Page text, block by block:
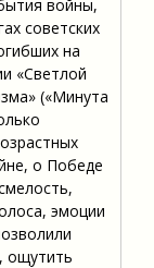
войны,
советских
на
«Светлой
(«Минута
о Победе
эмоции
ощутить